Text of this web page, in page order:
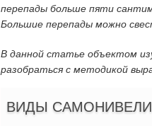
перепады больше пяти
Большие перепады можно
В данной статье объектом
разобраться с методикой
ВИДЫ